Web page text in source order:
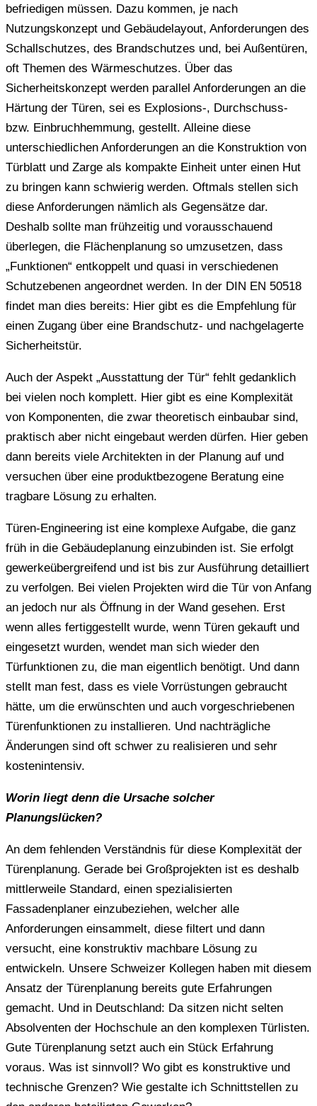
befriedigen müssen. Dazu kommen, je nach
Nutzungskonzept und Gebäudelayout, Anforderungen des
Schallschutzes, des Brandschutzes und, bei Außentüren,
oft Themen des Wärmeschutzes. Über das
Sicherheitskonzept werden parallel Anforderungen an die
Härtung der Türen, sei es Explosions-, Durchschuss-
bzw. Einbruchhemmung, gestellt. Alleine diese
unterschiedlichen Anforderungen an die Konstruktion von
Türblatt und Zarge als kompakte Einheit unter einen Hut
zu bringen kann schwierig werden. Oftmals stellen sich
diese Anforderungen nämlich als Gegensätze dar.
Deshalb sollte man frühzeitig und vorausschauend
überlegen, die Flächenplanung so umzusetzen, dass
„Funktionen“ entkoppelt und quasi in verschiedenen
Schutzebenen angeordnet werden. In der DIN EN 50518
findet man dies bereits: Hier gibt es die Empfehlung für
einen Zugang über eine Brandschutz- und nachgelagerte
Sicherheitstür.
Auch der Aspekt „Ausstattung der Tür“ fehlt gedanklich
bei vielen noch komplett. Hier gibt es eine Komplexität
von Komponenten, die zwar theoretisch einbaubar sind,
praktisch aber nicht eingebaut werden dürfen. Hier geben
dann bereits viele Architekten in der Planung auf und
versuchen über eine produktbezogene Beratung eine
tragbare Lösung zu erhalten.
Türen-Engineering ist eine komplexe Aufgabe, die ganz
früh in die Gebäudeplanung einzubinden ist. Sie erfolgt
gewerkeübergreifend und ist bis zur Ausführung detailliert
zu verfolgen. Bei vielen Projekten wird die Tür von Anfang
an jedoch nur als Öffnung in der Wand gesehen. Erst
wenn alles fertiggestellt wurde, wenn Türen gekauft und
eingesetzt wurden, wendet man sich wieder den
Türfunktionen zu, die man eigentlich benötigt. Und dann
stellt man fest, dass es viele Vorrüstungen gebraucht
hätte, um die erwünschten und auch vorgeschriebenen
Türenfunktionen zu installieren. Und nachträgliche
Änderungen sind oft schwer zu realisieren und sehr
kostenintensiv.
Worin liegt denn die Ursache solcher
Planungslücken?
An dem fehlenden Verständnis für diese Komplexität der
Türenplanung. Gerade bei Großprojekten ist es deshalb
mittlerweile Standard, einen spezialisierten
Fassadenplaner einzubeziehen, welcher alle
Anforderungen einsammelt, diese filtert und dann
versucht, eine konstruktiv machbare Lösung zu
entwickeln. Unsere Schweizer Kollegen haben mit diesem
Ansatz der Türenplanung bereits gute Erfahrungen
gemacht. Und in Deutschland: Da sitzen nicht selten
Absolventen der Hochschule an den komplexen Türlisten.
Gute Türenplanung setzt auch ein Stück Erfahrung
voraus. Was ist sinnvoll? Wo gibt es konstruktive und
technische Grenzen? Wie gestalte ich Schnittstellen zu